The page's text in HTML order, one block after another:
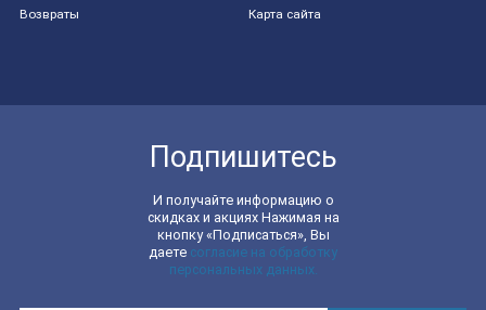
Возвраты
Карта сайта
Подпишитесь
И получайте информацию о
скидках и акциях Нажимая на
кнопку «Подписаться», Вы
даете согласие на обработку
персональных данных.